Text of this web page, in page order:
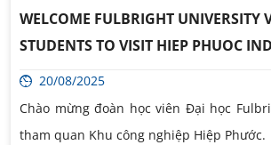
WELCOME FULBRIGHT UNIVERSITY
STUDENTS TO VISIT HIEP PHUOC
20/08/2025
Chào mừng đoàn học viên Đại học
tham quan Khu công nghiệp Hiệp Phước.